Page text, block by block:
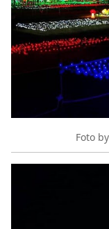
Foto